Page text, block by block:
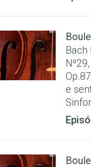
Bach
e